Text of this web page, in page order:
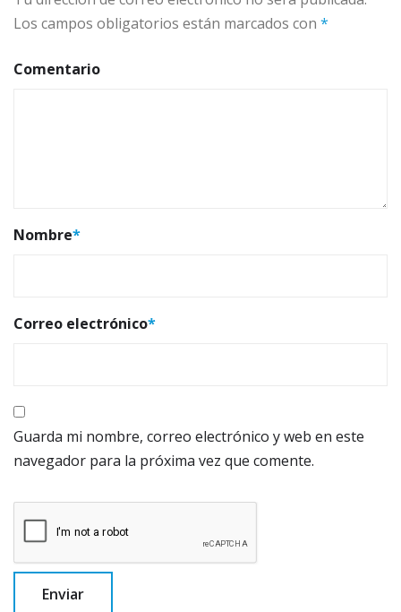
Los campos obligatorios están marcados con *
Comentario
Nombre*
Correo electrónico*
Guarda mi nombre, correo electrónico y web en este
navegador para la próxima vez que comente.